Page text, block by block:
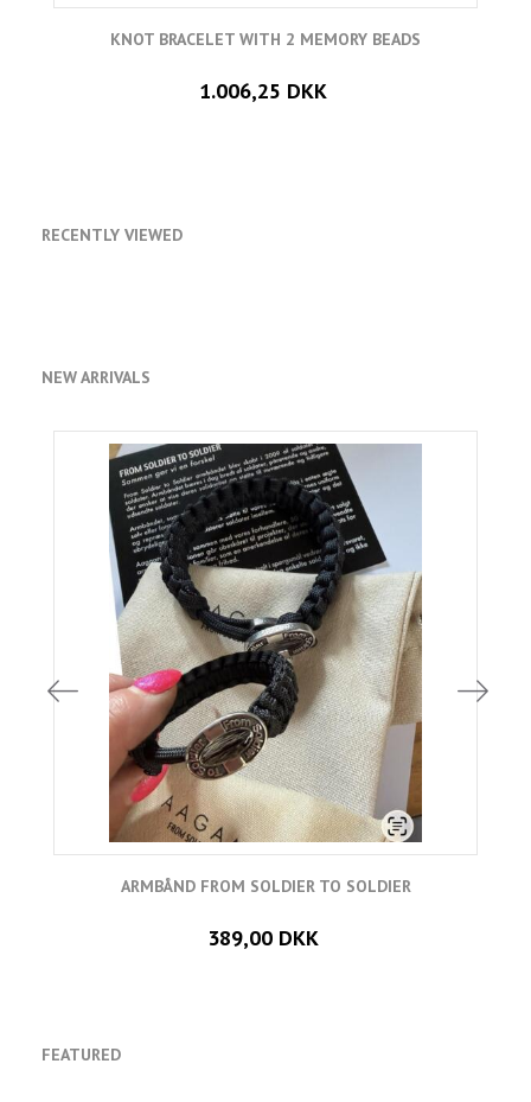
KNOT BRACELET WITH 2 MEMORY BEADS
1.006,25 DKK
RECENTLY VIEWED
NEW ARRIVALS
ARMBÅND FROM SOLDIER TO SOLDIER
389,00 DKK
FEATURED